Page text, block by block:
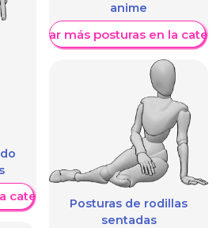
categoría
anime
Mostrar más posturas en la
Posturas de rodillas
sentadas